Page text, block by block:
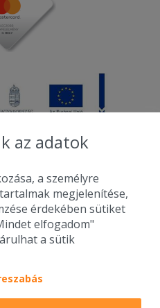
- Diston-line Kft.
áron, egy helyen az összes
étterem ajánlata.
az adatok
a személyre
megjelenítése,
érdekében sütiket
elfogadom"
a sütik